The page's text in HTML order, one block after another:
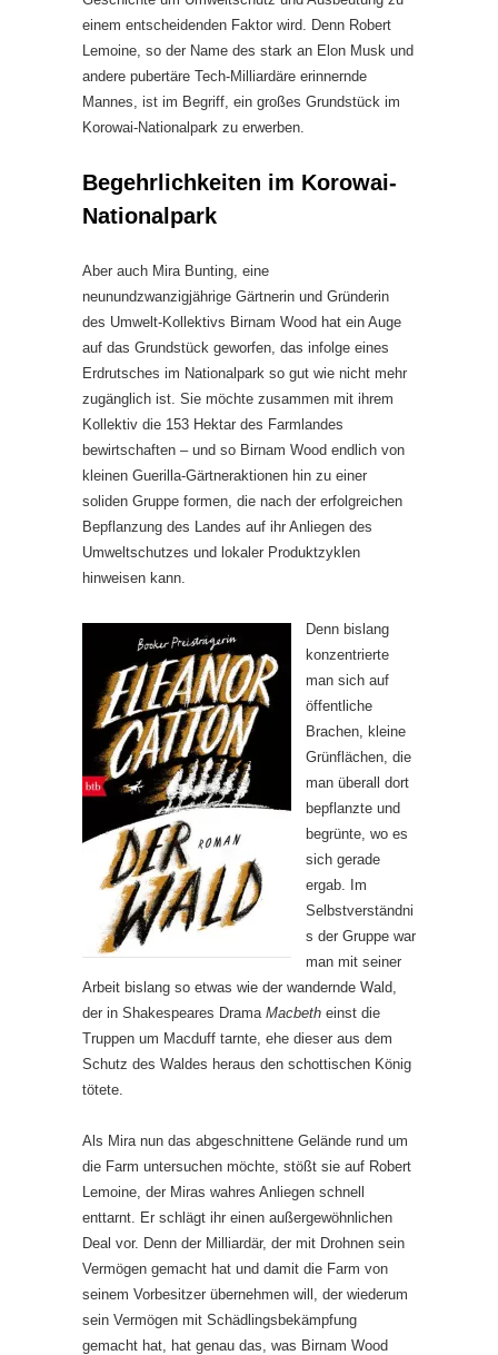
einem entscheidenden Faktor wird. Denn Robert
Lemoine, so der Name des stark an Elon Musk und
andere pubertäre Tech-Milliardäre erinnernde
Mannes, ist im Begriff, ein großes Grundstück im
Korowai-Nationalpark zu erwerben.
Begehrlichkeiten im Korowai-
Nationalpark
Aber auch Mira Bunting, eine
neunundzwanzigjährige Gärtnerin und Gründerin
des Umwelt-Kollektivs Birnam Wood hat ein Auge
auf das Grundstück geworfen, das infolge eines
Erdrutsches im Nationalpark so gut wie nicht mehr
zugänglich ist. Sie möchte zusammen mit ihrem
Kollektiv die 153 Hektar des Farmlandes
bewirtschaften – und so Birnam Wood endlich von
kleinen Guerilla-Gärtneraktionen hin zu einer
soliden Gruppe formen, die nach der erfolgreichen
Bepflanzung des Landes auf ihr Anliegen des
Umweltschutzes und lokaler Produktzyklen
hinweisen kann.
Denn bislang
konzentrierte
man sich auf
öffentliche
Brachen, kleine
Grünflächen, die
man überall dort
bepflanzte und
begrünte, wo es
sich gerade
ergab. Im
Selbstverständni
s der Gruppe war
man mit seiner
Arbeit bislang so etwas wie der wandernde Wald,
der in Shakespeares Drama Macbeth einst die
Truppen um Macduff tarnte, ehe dieser aus dem
Schutz des Waldes heraus den schottischen König
tötete.
Als Mira nun das abgeschnittene Gelände rund um
die Farm untersuchen möchte, stößt sie auf Robert
Lemoine, der Miras wahres Anliegen schnell
enttarnt. Er schlägt ihr einen außergewöhnlichen
Deal vor. Denn der Milliardär, der mit Drohnen sein
Vermögen gemacht hat und damit die Farm von
seinem Vorbesitzer übernehmen will, der wiederum
sein Vermögen mit Schädlingsbekämpfung
gemacht hat, hat genau das, was Birnam Wood